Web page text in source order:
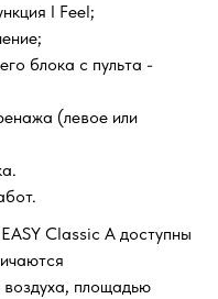
I Feel;
блока с пульта -
(левое или
Classic A доступны
площадью